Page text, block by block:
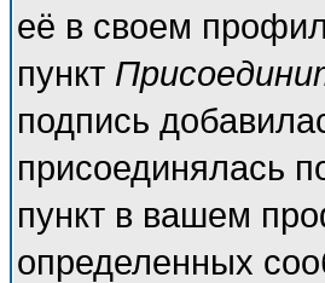
её в своем
пункт
подпись
присоединялась
пункт в вашем
определенных